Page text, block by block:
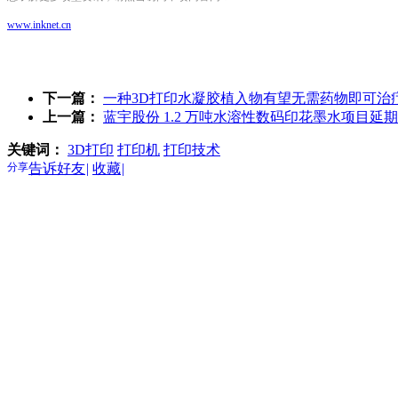
www.inknet.cn
下一篇： 一种3D打印水凝胶植入物有望无需药物即可治
上一篇： 蓝宇股份 1.2 万吨水溶性数码印花墨水项目延期
关键词： 3D打印 打印机 打印技术
分享告诉好友| 收藏|